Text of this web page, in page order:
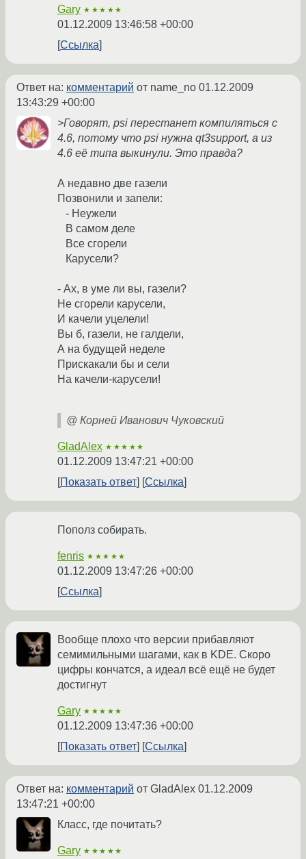
Gary ★★★★★
01.12.2009 13:46:58 +00:00
Ссылка
Ответ на: комментарий от name_no 01.12.2009
13:43:29 +00:00
>Говорят, psi перестанет компиляться с
4.6, потому что psi нужна qt3support, а из
4.6 её типа выкинули. Это правда?
А недавно две газели
Позвонили и запели:
- Неужели
В самом деле
Все сгорели
Карусели?
- Ах, в уме ли вы, газели?
Не сгорели карусели,
И качели уцелели!
Вы б, газели, не галдели,
А на будущей неделе
Прискакали бы и сели
На качели-карусели!
@ Корней Иванович Чуковский
GladAlex ★★★★★
01.12.2009 13:47:21 +00:00
Показать ответ
Ссылка
Пополз собирать.
fenris ★★★★★
01.12.2009 13:47:26 +00:00
Ссылка
Вообще плохо что версии прибавляют
семимильными шагами, как в KDE. Скоро
цифры кончатся, а идеал всё ещё не будет
достигнут
Gary ★★★★★
01.12.2009 13:47:36 +00:00
Показать ответ
Ссылка
Ответ на: комментарий от GladAlex 01.12.2009
13:47:21 +00:00
Класс, где почитать?
Gary ★★★★★